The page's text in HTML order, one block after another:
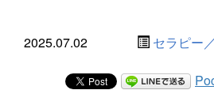
2025.07.02 セラピー